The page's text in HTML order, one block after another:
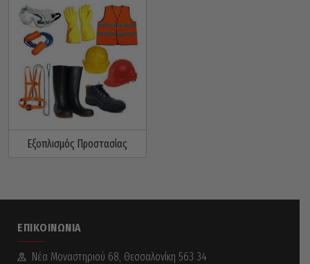
Εξοπλισμός Προστασίας
ΕΠΙΚΟΙΝΩΝΊΑ
Νέα Mοναστηριού 68, Θεσσαλονίκη 563 34